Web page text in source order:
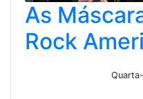
As
Rock